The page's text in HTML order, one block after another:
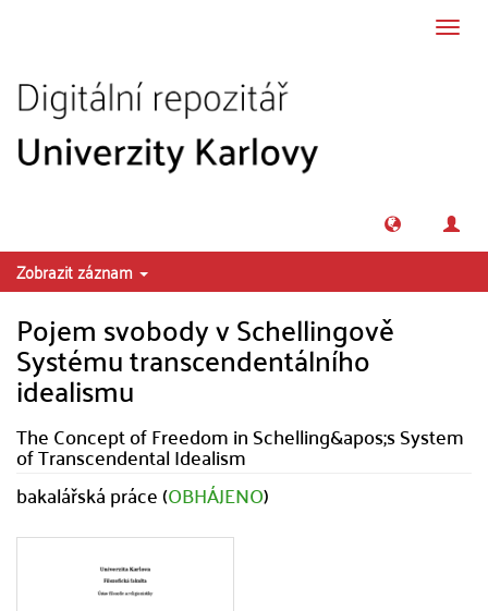
Zobrazit záznam
Pojem svobody v Schellingově
Systému transcendentálního
idealismu
The Concept of Freedom in Schelling&apos;s System
of Transcendental Idealism
bakalářská práce (OBHÁJENO)